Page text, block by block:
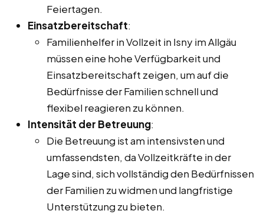
Feiertagen.
Einsatzbereitschaft:
Familienhelfer in Vollzeit in Isny im Allgäu
müssen eine hohe Verfügbarkeit und
Einsatzbereitschaft zeigen, um auf die
Bedürfnisse der Familien schnell und
flexibel reagieren zu können.
Intensität der Betreuung:
Die Betreuung ist am intensivsten und
umfassendsten, da Vollzeitkräfte in der
Lage sind, sich vollständig den Bedürfnissen
der Familien zu widmen und langfristige
Unterstützung zu bieten.